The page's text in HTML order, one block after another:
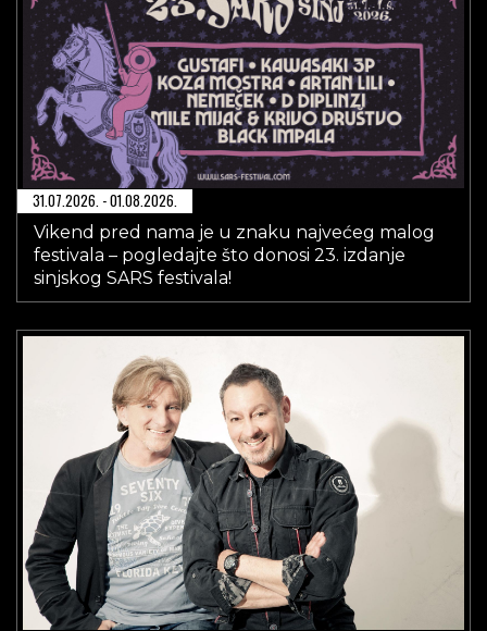
31.07.2026. - 01.08.2026.
Vikend pred nama je u znaku najvećeg malog
festivala – pogledajte što donosi 23. izdanje
sinjskog SARS festivala!